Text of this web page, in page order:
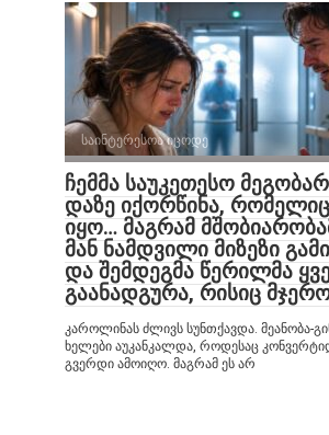
საინტერესოა იცოდე
ჩემმა საუკეთესო
დაზე იქორწინა,
იყო… მაგრამ
მან ნამდვილი მიზეზი
და შემდეგმა წერილმა
გაანადგურა, რისიც
კაროლინას ძლივს სუნთქავდა. მეანობა-
ხელები აუკანკალდა, როდესაც
გვერდი ამოიღო. მაგრამ ეს არ